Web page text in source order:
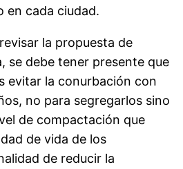
en cada ciudad.
la propuesta de
se debe tener presente que
evitar la conurbación con
no para segregarlos sino
de compactación que
de vida de los
de reducir la